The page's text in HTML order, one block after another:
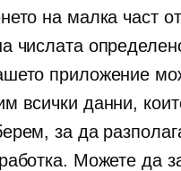
на малка част от
числата
приложение
всички данни,
за да
Можете да